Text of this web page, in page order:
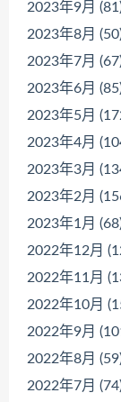
2023年9月
2023年8月
2023年7月
2023年6月
2023年5月
2023年4月
2023年3月
2023年2月
2023年1月
2022年12月
2022年11月
2022年10月
2022年9月
2022年8月
2022年7月